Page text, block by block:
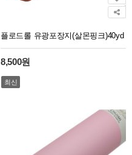
플로드롤 유광포장지(살몬핑크)40yd
8,500원
최신